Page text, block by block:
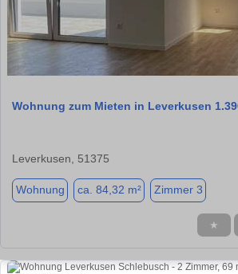
Wohnung zum Mieten in Leverkusen
Leverkusen, 51375
Wohnung ca. 84,32 m² Zimmer 3
★